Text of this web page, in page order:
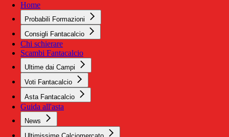
Home
Probabili Formazioni
Consigli Fantacalcio
Chi schierare
Scambi Fantacalcio
Ultime dai Campi
Voti Fantacalcio
Asta Fantacalcio
Guida all'asta
News